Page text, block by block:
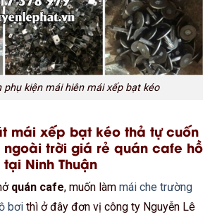
phụ kiện mái hiên mái xếp bạt kéo
mái xếp bạt kéo thả tự cuốn
ngoài trời giá rẻ quán cafe hồ
Ninh Thuận
quán cafe, muốn làm mái che trường
bơi thì ở đây đơn vị công ty Nguyễn Lê